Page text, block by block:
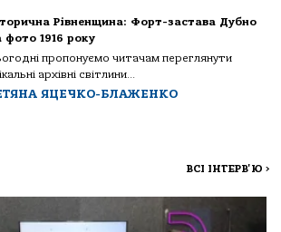
Рівненщина: Форт-застава Дубно
фото 1916 року
пропонуємо читачам переглянути
архівні світлини...
ЯЦЕЧКО-БЛАЖЕНКО
ВСІ ІНТЕРВ'Ю >